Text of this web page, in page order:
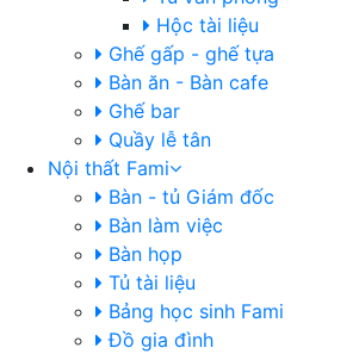
Hộc tài liệu
Ghế gấp - ghế tựa
Bàn ăn - Bàn cafe
Ghế bar
Quầy lễ tân
Nội thất Fami
Bàn - tủ Giám đốc
Bàn làm việc
Bàn họp
Tủ tài liệu
Bảng học sinh Fami
Đồ gia đình